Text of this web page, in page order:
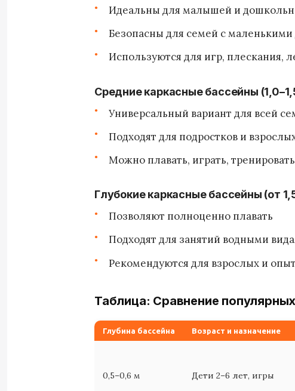
Идеальны для малышей и
Безопасны для семей с маленькими
Используются для игр, плескания,
Средние каркасные бассейны
Универсальный вариант для всей
Подходят для подростков и
Можно плавать, играть,
Глубокие каркасные бассейны (от
Позволяют полноценно плавать
Подходят для занятий водными
Рекомендуются для взрослых и
Таблица: Сравнение
Глубина бассейна Возраст и назначение
0,5–0,6 м Дети 2–6 лет, игры